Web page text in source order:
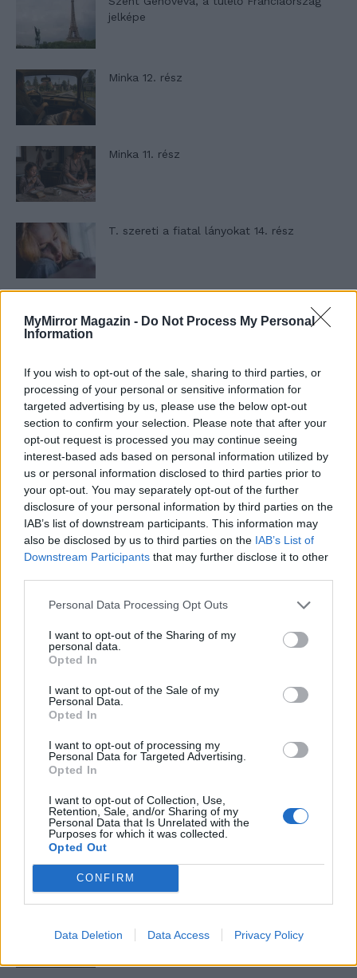
MyMirror Magazin - Do Not Process My Personal
Information
If you wish to opt-out of the sale, sharing to third parties, or
processing of your personal or sensitive information for
targeted advertising by us, please use the below opt-out
section to confirm your selection. Please note that after your
opt-out request is processed you may continue seeing
interest-based ads based on personal information utilized by
us or personal information disclosed to third parties prior to
your opt-out. You may separately opt-out of the further
disclosure of your personal information by third parties on the
IAB’s list of downstream participants. This information may
also be disclosed by us to third parties on the IAB’s List of
Downstream Participants that may further disclose it to other
Personal Data Processing Opt Outs
I want to opt-out of the Sharing of my
personal data.
Opted In
I want to opt-out of the Sale of my
Personal Data.
Opted In
I want to opt-out of processing my
Personal Data for Targeted Advertising.
Opted In
I want to opt-out of Collection, Use,
Retention, Sale, and/or Sharing of my
Personal Data that Is Unrelated with the
Purposes for which it was collected.
Opted Out
CONFIRM
Data Deletion Data Access Privacy Policy
jelképe
Minka 12. rész
Minka 11. rész
T. szereti a fiatal lányokat 14. rész
Pedig szóltam… – Miért nem hiszünk a
nőknek, amikor segítséget kérnek?
A legidegesítőbb kifejezések laza
gyűjteménye
Elyna Robbs: Adéle és az örökölt árnyak
13. rész
Woody Allen megosztó zsenialitása
A világ legismertebb ruhái
Nyár, nevetés, anekdoták
Panna és a szép szerelmek mítosza 3.